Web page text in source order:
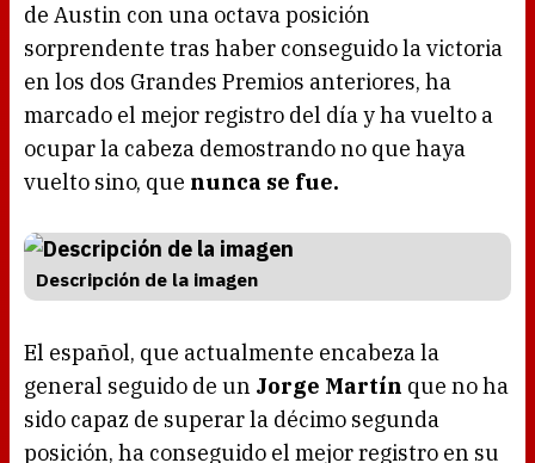
de Austin con una octava posición
sorprendente tras haber conseguido la victoria
en los dos Grandes Premios anteriores, ha
marcado el mejor registro del día y ha vuelto a
ocupar la cabeza demostrando no que haya
vuelto sino, que nunca se fue.
Descripción de la imagen
El español, que actualmente encabeza la
general seguido de un Jorge Martín que no ha
sido capaz de superar la décimo segunda
posición, ha conseguido el mejor registro en su